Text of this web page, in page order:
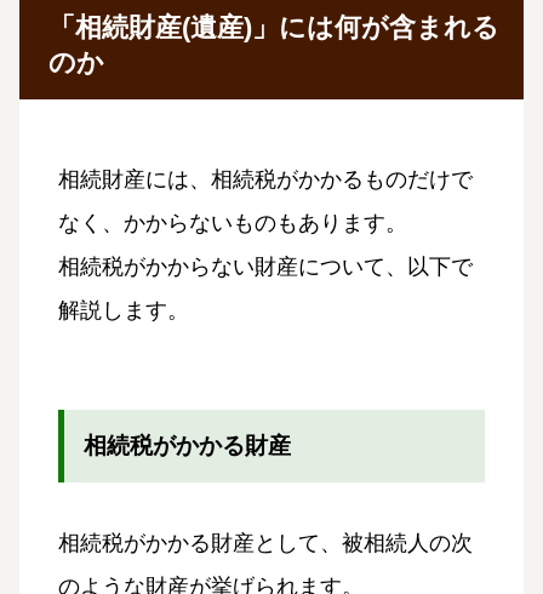
「相続財産(遺産)」には何が含まれる
のか
相続財産には、相続税がかかるものだけで
なく、かからないものもあります。
相続税がかからない財産について、以下で
解説します。
相続税がかかる財産
相続税がかかる財産として、被相続人の次
のような財産が挙げられます。